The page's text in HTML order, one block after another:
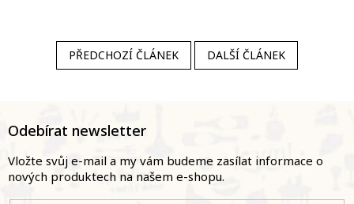
PŘEDCHOZÍ ČLÁNEK DALŠÍ ČLÁNEK
a
Odebírat newsletter
Vložte svůj e-mail a my vám budeme zasílat informace o
nových produktech na našem e-shopu.